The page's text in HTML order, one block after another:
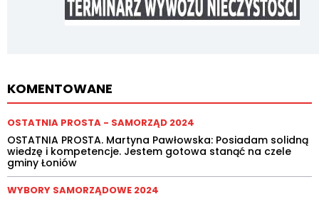
KOMENTOWANE
OSTATNIA PROSTA - SAMORZĄD 2024
OSTATNIA PROSTA. Martyna Pawłowska: Posiadam solidną
wiedzę i kompetencje. Jestem gotowa stanąć na czele
gminy Łoniów
WYBORY SAMORZĄDOWE 2024